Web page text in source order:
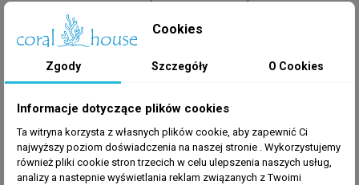
parametrów o poziomie zasolenia na poziomie 1.025.
które wspiera wzrost raf koralowych.
Temperatura:Utrzymuj temperaturę wody w zakresie
od 24°C do 28°C.
Parametry wody:Monitoruj i utrzymuj stabilne
Cookies
Zgody Szczegóły O Cookies
Informacje dotyczące plików cookies
Ta witryna korzysta z własnych plików cookie, aby zapewnić Ci
najwyższy poziom doświadczenia na naszej stronie . Wykorzystujemy
również pliki cookie stron trzecich w celu ulepszenia naszych usług,
analizy a nastepnie wyświetlania reklam związanych z Twoimi